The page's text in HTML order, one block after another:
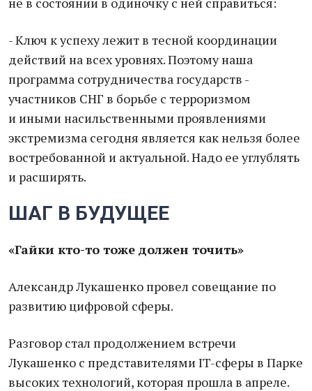
- Ключ к успеху лежит в тесной координации
действий на всех уровнях. Поэтому наша
программа сотрудничества государств -
участников СНГ в борьбе с терроризмом
и иными насильственными проявлениями
экстремизма сегодня является как нельзя более
востребованной и актуальной. Надо ее углублять
и расширять.
ШАГ В БУДУЩЕЕ
«Гайки кто-то тоже должен точить»
Александр Лукашенко провел совещание по
развитию цифровой сферы.
Разговор стал продолжением встречи
Лукашенко с представителями IT-сферы в Парке
высоких технологий, которая прошла в апреле.